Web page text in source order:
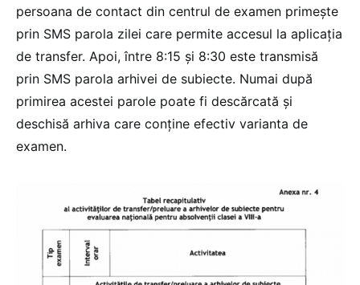
persoana de contact din centrul de examen primește
prin SMS parola zilei care permite accesul la aplicația
de transfer. Apoi, între 8:15 și 8:30 este transmisă
prin SMS parola arhivei de subiecte. Numai după
primirea acestei parole poate fi descărcată și
deschisă arhiva care conține efectiv varianta de
examen.